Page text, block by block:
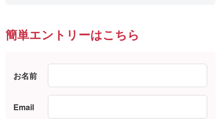
簡単エントリーはこちら
お名前
Email